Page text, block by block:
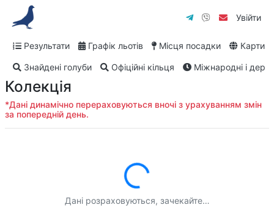
Увійти
Результати Графік льотів Місця посадки Карти
Знайдені голуби Офіційні кільця Міжнародні і
Колекція
*Дані динамічно перераховуються вночі з урахуванням змін
за попередній день.
Дані розраховуються, зачекайте…